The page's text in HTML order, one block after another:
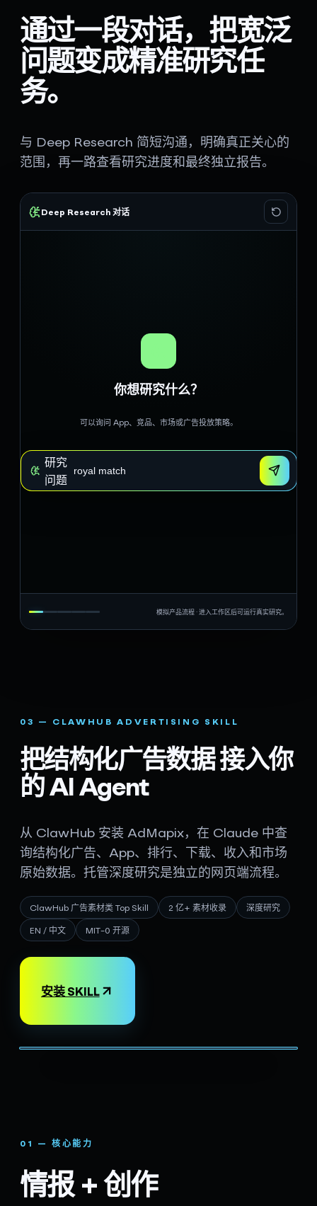
通过一段对话，把宽泛
问题变成精准研究任
务。
与 Deep Research 简短沟通，明确真正关心的
范围，再一路查看研究进度和最终独立报告。
Deep Research 对话
你想研究什么？
可以询问 App、竞品、市场或广告投放策略。
研究
问题
模拟产品流程 · 进入工作区后可运行真实研究。
03 — CLAWHUB ADVERTISING SKILL
把结构化广告数据 接入你
的 AI Agent
从 ClawHub 安装 AdMapix，在 Claude 中查
询结构化广告、App、排行、下载、收入和市场
原始数据。托管深度研究是独立的网页端流程。
ClawHub 广告素材类 Top Skill 2 亿+ 素材收录 深度研究
EN / 中文 MIT-0 开源
安装 SKILL
01 — 核心能力
情报 + 创作